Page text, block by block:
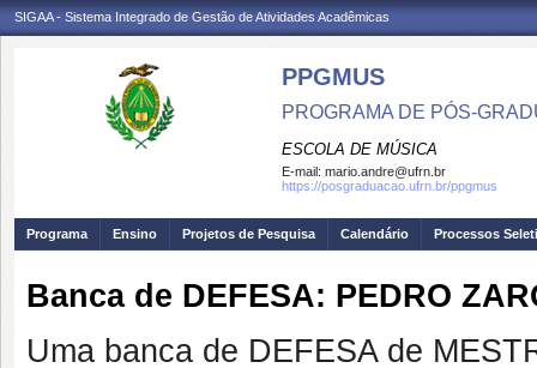
SIGAA - Sistema Integrado de Gestão de Atividades Acadêmicas
PPGMUS
PROGRAMA DE PÓS-
ESCOLA DE MÚSICA
E-mail: mario.andre@ufrn.br
https://posgraduacao.ufrn.br/ppgmus
Programa Ensino Projetos de Pesquisa Calendário Processos
Banca de DEFESA: PEDRO
Uma banca de DEFESA de